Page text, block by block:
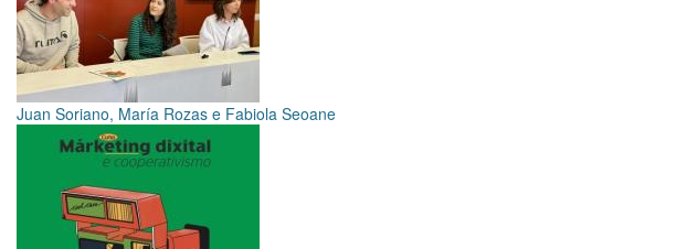
Juan Soriano, María Rozas e Fabiola Seoane